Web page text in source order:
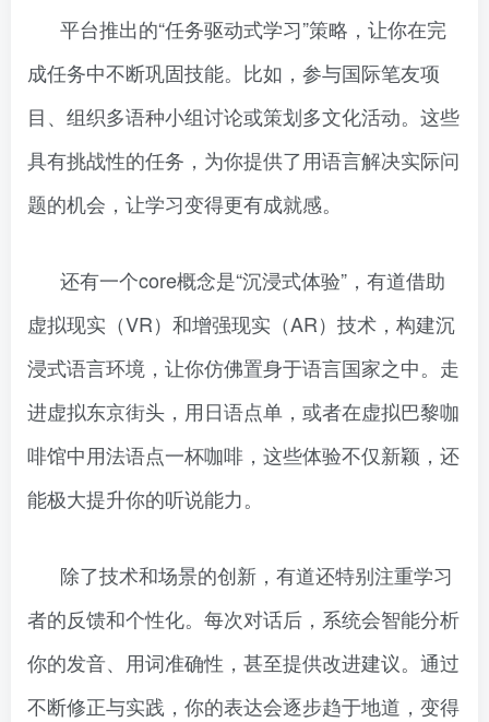
平台推出的“任务驱动式学习”策略，让你在完
成任务中不断巩固技能。比如，参与国际笔友项
目、组织多语种小组讨论或策划多文化活动。这些
具有挑战性的任务，为你提供了用语言解决实际问
题的机会，让学习变得更有成就感。
还有一个core概念是“沉浸式体验”，有道借助
虚拟现实（VR）和增强现实（AR）技术，构建沉
浸式语言环境，让你仿佛置身于语言国家之中。走
进虚拟东京街头，用日语点单，或者在虚拟巴黎咖
啡馆中用法语点一杯咖啡，这些体验不仅新颖，还
能极大提升你的听说能力。
除了技术和场景的创新，有道还特别注重学习
者的反馈和个性化。每次对话后，系统会智能分析
你的发音、用词准确性，甚至提供改进建议。通过
不断修正与实践，你的表达会逐步趋于地道，变得